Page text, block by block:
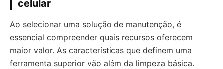
celular
Ao selecionar uma solução de manutenção, é
essencial compreender quais recursos oferecem
maior valor. As características que definem uma
ferramenta superior vão além da limpeza básica.